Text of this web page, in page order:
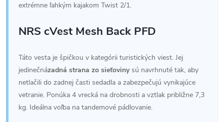
extrémne ľahkým kajakom Twist 2/1.
NRS cVest Mesh Back PFD
Táto vesta je špičkou v kategórii turistických viest. Jej
jedinečnázadná strana zo sieťovinysú navrhnuté tak, aby
netlačili do zadnej časti sedadla a zabezpečujú vynikajúce
vetranie. Ponúka 4 vrecká na drobnosti a vztlak približne 7,3
kg. Ideálna voľba na tandemové pádlovanie.